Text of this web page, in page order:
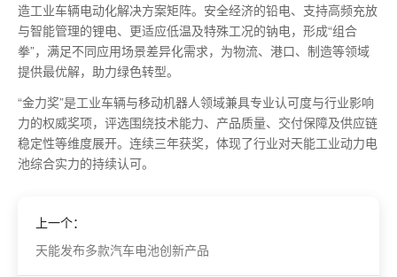
造工业车辆电动化解决方案矩阵。安全经济的铅电、支持高频充放
与智能管理的锂电、更适应低温及特殊工况的钠电，形成“组合
拳”，满足不同应用场景差异化需求，为物流、港口、制造等领域
提供最优解，助力绿色转型。
“金力奖”是工业车辆与移动机器人领域兼具专业认可度与行业影响
力的权威奖项，评选围绕技术能力、产品质量、交付保障及供应链
稳定性等维度展开。连续三年获奖，体现了行业对天能工业动力电
池综合实力的持续认可。
上一个：
天能发布多款汽车电池创新产品